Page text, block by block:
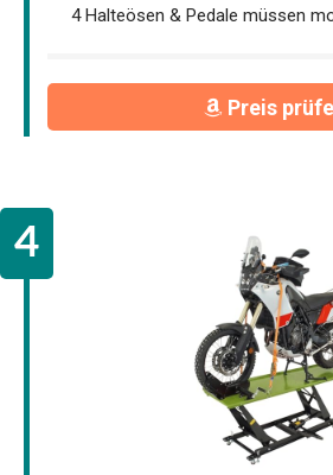
4 Halteösen & Pedale müssen
Preis